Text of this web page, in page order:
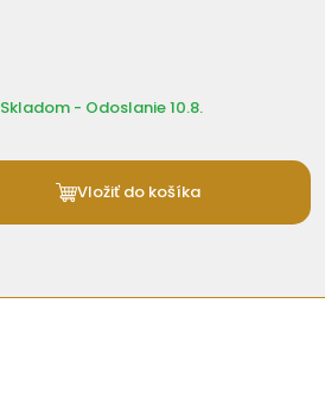
Skladom - Odoslanie 10.8.
Vložiť do košíka